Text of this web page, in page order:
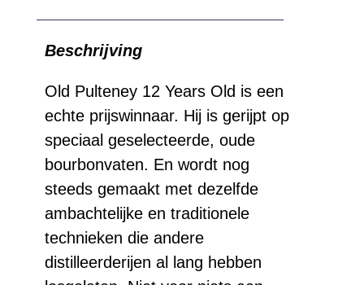
Beschrijving
Old Pulteney 12 Years Old is een
echte prijswinnaar. Hij is gerijpt op
speciaal geselecteerde, oude
bourbonvaten. En wordt nog
steeds gemaakt met dezelfde
ambachtelijke en traditionele
technieken die andere
distilleerderijen al lang hebben